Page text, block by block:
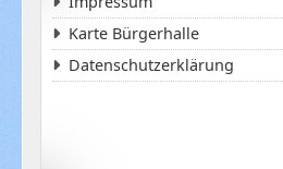
Karte Bürgerhalle
Datenschutzerklärung